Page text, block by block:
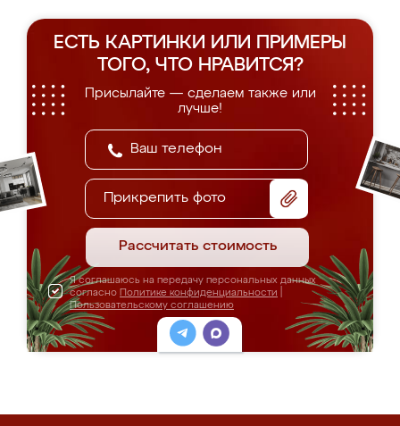
ЕСТЬ КАРТИНКИ ИЛИ ПРИМЕРЫ
ТОГО, ЧТО НРАВИТСЯ?
Присылайте — сделаем также или
лучше!
Прикрепить фото
Рассчитать стоимость
Я соглашаюсь на передачу персональных данных
согласно Политике конфиденциальности
Пользовательскому соглашению